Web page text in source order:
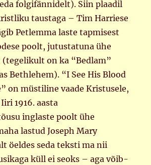
folgifännidelt). Siin plaadil
taustaga – Tim Harriese
Petlemma laste tapmisest
poolt, jutustatuna ühe
on ka “Bedlam”
Bethlehem). “I See His Blood
on müstiline vaade Kristusele,
1916. aasta
inglaste poolt ühe
lastud Joseph Mary
öeldes seda teksti ma nii
küll ei seoks – aga võib-